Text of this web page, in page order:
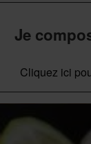
Je
Cliquez ici